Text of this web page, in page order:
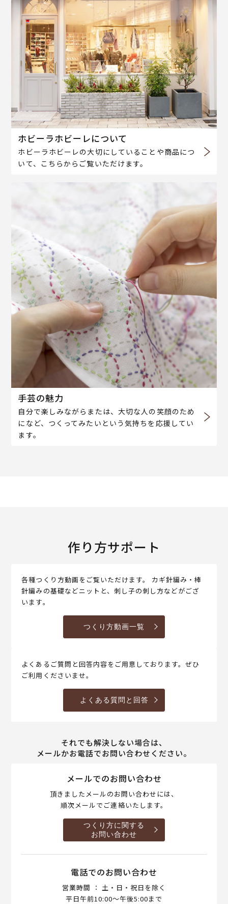
ホビーラホビーレについて
ホビーラホビーレの大切にしていることや商品につ
いて、こちらからご覧いただけます。
手芸の魅力
自分で楽しみながらまたは、大切な人の笑顔のため
になど、つくってみたいという気持ちを応援してい
ます。
作り方サポート
各種つくり方動画をご覧いただけます。 カギ針編み・棒
針編みの基礎などニットと、刺し子の刺し方などがござ
います。
つくり方動画一覧
よくあるご質問と回答内容をご用意しております。ぜひ
ご利用くださいませ。
よくある質問と回答
それでも解決しない場合は、
メールかお電話でお問い合わせください。
メールでのお問い合わせ
頂きましたメールのお問い合わせには、
順次メールでご連絡いたします。
つくり方に関する
お問い合わせ
電話でのお問い合わせ
営業時間 ： 土・日・祝日を除く
平日午前10:00～午後5:00まで